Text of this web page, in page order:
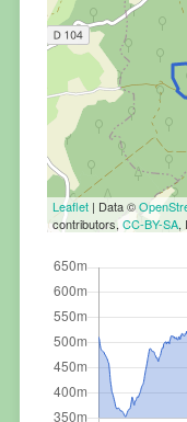
Leaflet| Data ©
contributors,CC-BY-SA,